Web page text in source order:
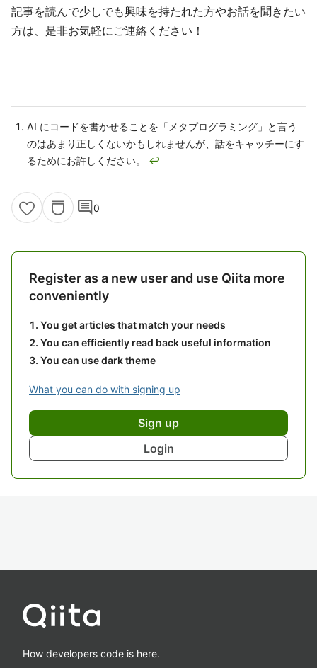
記事を読んで少しでも興味を持たれた方やお話を聞きたい
方は、是非お気軽にご連絡ください！
AI にコードを書かせることを「メタプログラミング」と言う
のはあまり正しくないかもしれませんが、話をキャッチーにす
るためにお許しください。 ↩
comment0
Register as a new user and use Qiita more
conveniently
You get articles that match your needs
You can efficiently read back useful information
You can use dark theme
What you can do with signing up
Sign up
Login
How developers code is here.